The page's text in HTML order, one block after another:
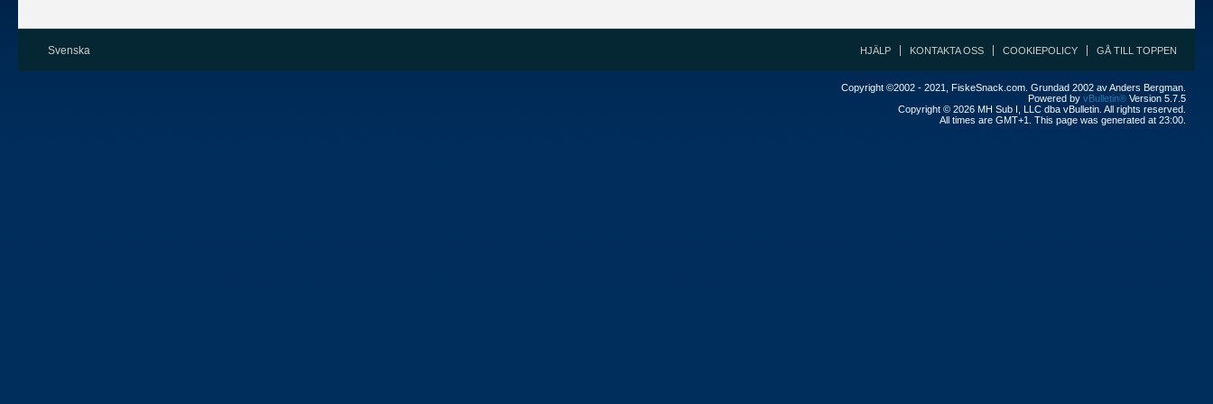
Svenska HJÄLP KONTAKTA OSS COOKIEPOLICY GÅ TILL TOPPEN
Copyright ©2002 - 2021, FiskeSnack.com. Grundad 2002 av Anders Bergman.
Powered by vBulletin® Version 5.7.5
Copyright © 2026 MH Sub I, LLC dba vBulletin. All rights reserved.
All times are GMT+1. This page was generated at 23:00.